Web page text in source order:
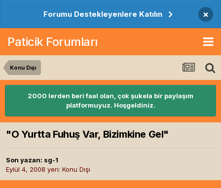
Forumu Destekleyenlere Katılın ×
Paticik Forumları
Konu Dışı
2000 lerden beri faal olan, çok şukela bir paylaşım
platformuyuz. Hoşgeldiniz.
"O Yurtta Fuhuş Var, Bizimkine Gel"
Son yazan: sg-1
Eylül 4, 2008 yeri: Konu Dışı